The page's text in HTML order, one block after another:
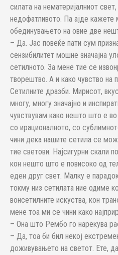
силата на нематеријалниот
недофатливото. Па ајде кажете
обединувањето на овие две
– Да. Јас повеќе пати сум
сензибилитет мошне значајна
сетилното. За мене тие се
творештво. А и како чувство на
Сетилните дразби. Мирисот,
многу, многу значајно и
чувствувам како нешто што е
со ирационалното, со
чини дека нашите сетила се
тие светови. Најсигурни скали
кон нешто што е повисоко од
еден друг свет. Малку е
токму низ сетилата ние одиме
вонсетилните искуства, кон
мене тоа ми се чини како
– Она што Рембо го нарекува
– Да, тоа би бил некој
доживувањето на светот. Ете,